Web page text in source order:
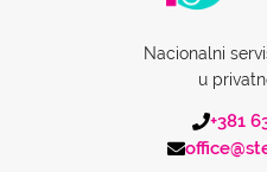
Nacionalni
u
+381